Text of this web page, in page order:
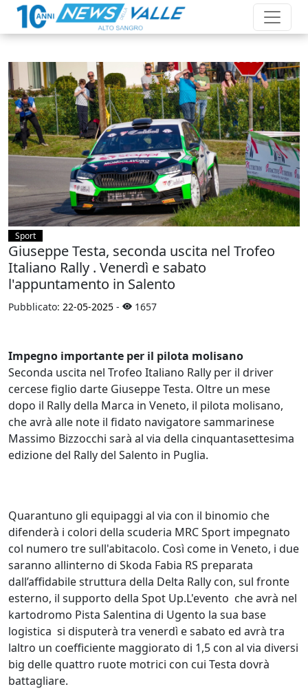
Sport
Giuseppe Testa, seconda uscita nel Trofeo
Italiano Rally . Venerdì e sabato
l'appuntamento in Salento
Pubblicato: 22-05-2025 - 1657
Impegno importante per il pilota molisano
Seconda uscita nel Trofeo Italiano Rally per il driver
cercese figlio darte Giuseppe Testa. Oltre un mese
dopo il Rally della Marca in Veneto, il pilota molisano,
che avrà alle note il fidato navigatore sammarinese
Massimo Bizzocchi sarà al via della cinquantasettesima
edizione del Rally del Salento in Puglia.
Quarantuno gli equipaggi al via con il binomio che
difenderà i colori della scuderia MRC Sport impegnato
col numero tre sull'abitacolo. Così come in Veneto, i due
saranno allinterno di Skoda Fabia RS preparata
dall’affidabile struttura della Delta Rally con, sul fronte
esterno, il supporto della Spot Up.L'evento che avrà nel
kartodromo Pista Salentina di Ugento la sua base
logistica si disputerà tra venerdì e sabato ed avrà tra
laltro un coefficiente maggiorato di 1,5 con al via diversi
big delle quattro ruote motrici con cui Testa dovrà
battagliare.